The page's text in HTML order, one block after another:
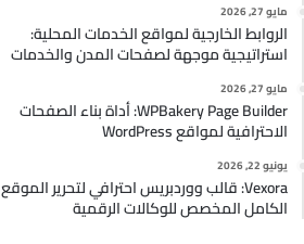
مايو 27, 2026
الروابط الخارجية لمواقع الخدمات المحلية:
استراتيجية موجهة لصفحات المدن والخدمات
مايو 27, 2026
WPBakery Page Builder: أداة بناء الصفحات
الاحترافية لمواقع WordPress
يونيو 22, 2026
Vexora: قالب ووردبريس احترافي لتحرير الموقع
الكامل المخصص للوكالات الرقمية